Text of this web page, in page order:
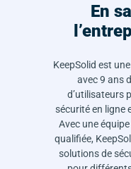
En
KeepSolid est
avec 9 ans
d’utilisateurs
sécurité en ligne
Avec une
qualifiée,
solutions de